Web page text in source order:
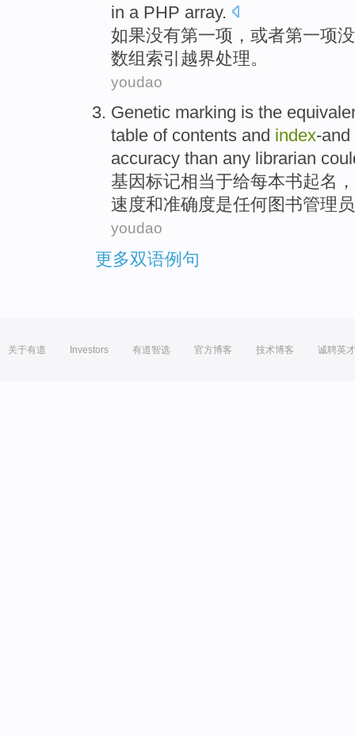
in a PHP array.
如果没有第一项 ， 或者第一项
数组索引 越界处理。
youdao
Genetic marking is the
table of contents and index-and
accuracy than any librarian
基因标记相当于给每本书起名
速度和准确度是任何图书管理员
youdao
更多双语例句
关于有道 Investors 有道智选 官方博客 技术博客 诚聘英才